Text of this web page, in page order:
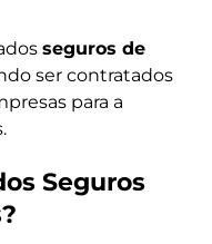
seguros de
ser contratados
para a
Seguros